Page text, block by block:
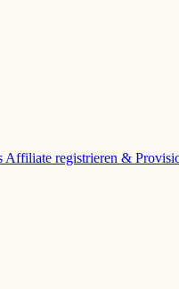
registrieren &